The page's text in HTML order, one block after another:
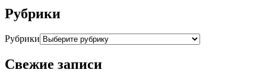
Рубрики
Рубрики
Свежие записи